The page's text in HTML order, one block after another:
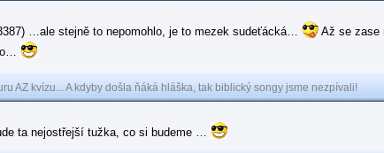
…ale stejně to nepomohlo, je to mezek sudeťácká…
Až se zase
AZ kvízu... A kdyby došla ňáká hláška, tak biblický songy jsme nezpívali!
ta nejostřejší tužka, co si budeme …